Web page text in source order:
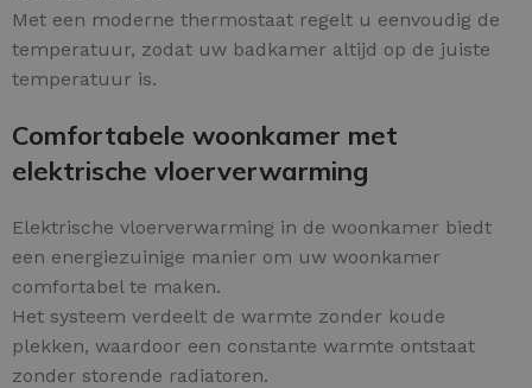
Met een moderne thermostaat regelt u eenvoudig de
temperatuur, zodat uw badkamer altijd op de juiste
temperatuur is.
Comfortabele woonkamer met
elektrische vloerverwarming
Elektrische vloerverwarming in de woonkamer biedt
een energiezuinige manier om uw woonkamer
comfortabel te maken.
Het systeem verdeelt de warmte zonder koude
plekken, waardoor een constante warmte ontstaat
zonder storende radiatoren.